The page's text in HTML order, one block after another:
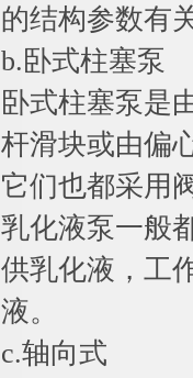
的结构参数有
b.卧式柱塞泵
卧式柱塞泵是
杆滑块或由偏
它们也都采用
乳化液泵一般
供乳化液，工
液。
c.轴向式